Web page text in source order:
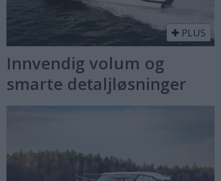
PLUS
Innvendig volum og
smarte detaljløsninger